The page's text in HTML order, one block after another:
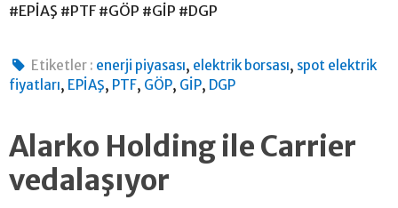
#EPİAŞ #PTF #GÖP #GİP #DGP
Etiketler : enerji piyasası, elektrik borsası, spot elektrik
fiyatları, EPİAŞ, PTF, GÖP, GİP, DGP
Alarko Holding ile Carrier
vedalaşıyor